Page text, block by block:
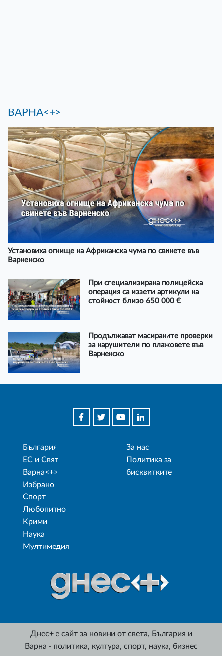
ВАРНА<+>
Установиха огнище на Африканска чума по свинете във
Варненско
При специализирана полицейска
операция са иззети артикули на
стойност близо 650 000 €
Продължават масираните проверки
за нарушители по плажовете във
Варненско
България
ЕС и Свят
Варна<+>
Избрано
Спорт
Любопитно
Крими
Наука
Мултимедия
За нас
Политика за
бисквитките
Днес+ е сайт за новини от света, България и
Варна - политика, култура, спорт, наука, бизнес